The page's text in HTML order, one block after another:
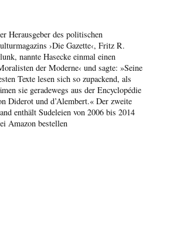
Herausgeber des politischen
›Die Gazette‹, Fritz R.
nannte Hasecke einmal einen
der Moderne‹ und sagte: »Seine
Texte lesen sich so zupackend, als
sie geradewegs aus der Encyclopédie
Diderot und d’Alembert.« Der zweite
enthält Sudeleien von 2006 bis 2014
Amazon bestellen